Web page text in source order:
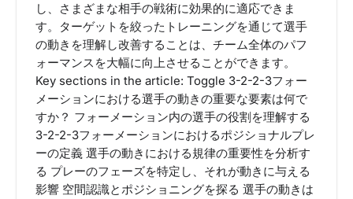
し、さまざまな相手の戦術に効果的に適応できま
す。ターゲットを絞ったトレーニングを通じて選手
の動きを理解し改善することは、チーム全体のパフ
ォーマンスを大幅に向上させることができます。
Key sections in the article: Toggle 3-2-2-3フォー
メーションにおける選手の動きの重要な要素は何で
すか？ フォーメーション内の選手の役割を理解する
3-2-2-3フォーメーションにおけるポジショナルプレ
ーの定義 選手の動きにおける規律の重要性を分析す
る プレーのフェーズを特定し、それが動きに与える
影響 空間認識とポジショニングを探る 選手の動きは